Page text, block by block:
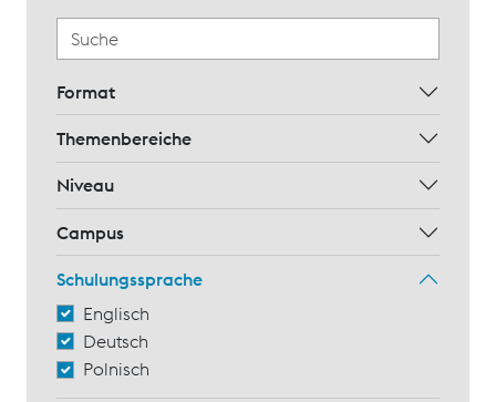
Format
Themenbereiche
Niveau
Campus
Schulungssprache
Englisch
Deutsch
Polnisch